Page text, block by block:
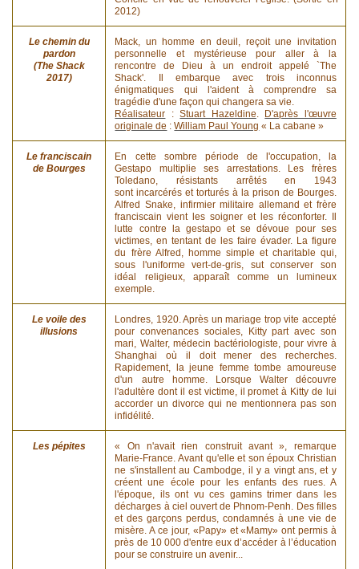
2012)
Le chemin du
pardon
(The Shack
2017)
Mack, un homme en deuil, reçoit une invitation
personnelle et mystérieuse pour aller à la
rencontre de Dieu à un endroit appelé `The
Shack'. Il embarque avec trois inconnus
énigmatiques qui l'aident à comprendre sa
tragédie d'une façon qui changera sa vie.
Réalisateur :Stuart Hazeldine
D'après l'œuvre
originale de :William Paul Young « La cabane »
Le franciscain
de Bourges
En cette sombre période de l'occupation, la
Gestapo multiplie ses arrestations. Les frères
Toledano, résistants arrêtés en 1943
sont incarcérés et torturés à la prison de Bourges.
Alfred Snake, infirmier militaire allemand et frère
franciscain vient les soigner et les réconforter. Il
lutte contre la gestapo et se dévoue pour ses
victimes, en tentant de les faire évader. La figure
du frère Alfred, homme simple et charitable qui,
sous l'uniforme vert-de-gris, sut conserver son
idéal religieux, apparaît comme un lumineux
exemple.
Le voile des
illusions
Londres, 1920. Après un mariage trop vite accepté
pour convenances sociales, Kitty part avec son
mari, Walter, médecin bactériologiste, pour vivre à
Shanghai où il doit mener des recherches.
Rapidement, la jeune femme tombe amoureuse
d'un autre homme. Lorsque Walter découvre
l'adultère dont il est victime, il promet à Kitty de lui
accorder un divorce qui ne mentionnera pas son
infidélité.
Les pépites
« On n'avait rien construit avant », remarque
Marie-France. Avant qu'elle et son époux Christian
ne s'installent au Cambodge, il y a vingt ans, et y
créent une école pour les enfants des rues. A
l'époque, ils ont vu ces gamins trimer dans les
décharges à ciel ouvert de Phnom-Penh. Des filles
et des garçons perdus, condamnés à une vie de
misère. A ce jour, «Papy» et «Mamy» ont permis à
près de 10 000 d'entre eux d’accéder à l’éducation
pour se construire un avenir...